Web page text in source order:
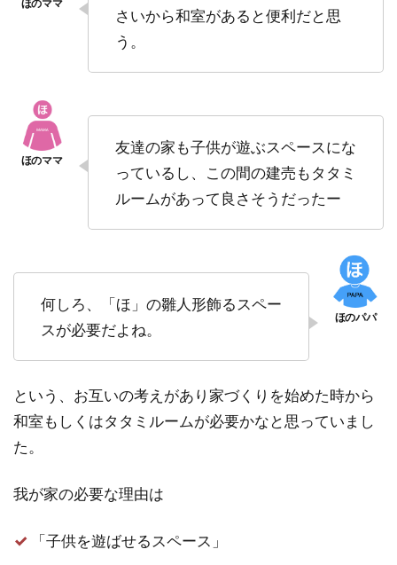
さいから和室があると便利だと思
う。
友達の家も子供が遊ぶスペースにな
っているし、この間の建売もタタミ
ルームがあって良さそうだったー
何しろ、「ほ」の雛人形飾るスペー
スが必要だよね。
という、お互いの考えがあり家づくりを始めた時から
和室もしくはタタミルームが必要かなと思っていまし
た。
我が家の必要な理由は
「子供を遊ばせるスペース」